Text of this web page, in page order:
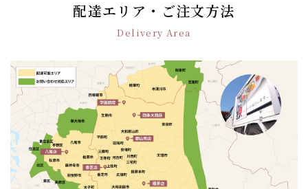
配達エリア・ご注文方法
Delivery Area